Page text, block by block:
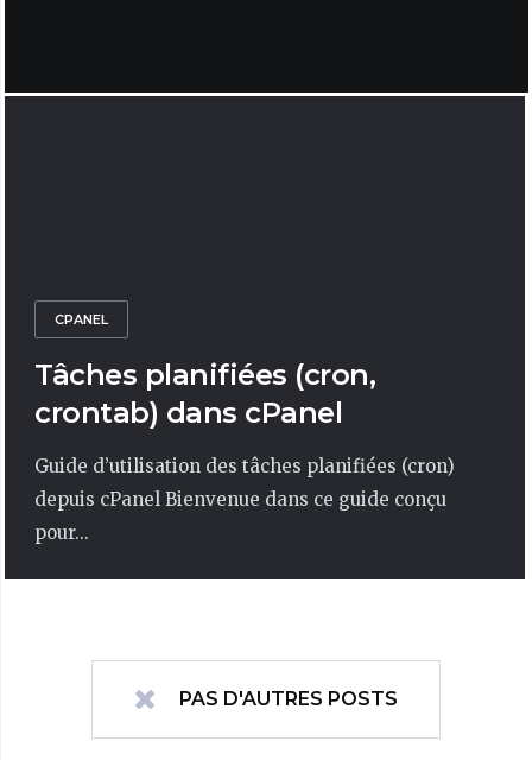
CPANEL
Tâches planifiées (cron,
crontab) dans cPanel
Guide d’utilisation des tâches planifiées (cron)
depuis cPanel Bienvenue dans ce guide conçu
pour...
PAS D'AUTRES POSTS